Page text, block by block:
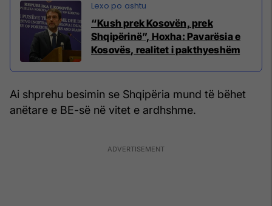
“Kush prek Kosovën, prek
Shqipërinë”, Hoxha: Pavarësia e
Kosovës, realitet i pakthyeshëm
Ai shprehu besimin se Shqipëria mund të bëhet
anëtare e BE-së në vitet e ardhshme.